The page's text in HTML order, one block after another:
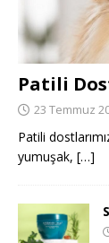
Patili
23 Temmuz
Patili
yumuşak, […]